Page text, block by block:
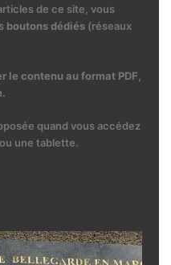
de ce site, vous
boutons dédiés(réseaux
le contenu au format PDF
quand vous accédez
une tablette.